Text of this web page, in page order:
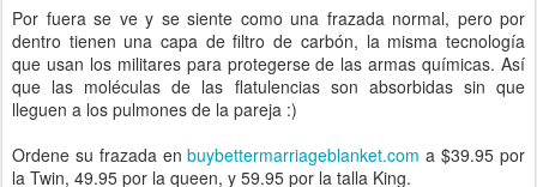
Por fuera se ve y se siente como una frazada normal, pero por
dentro tienen una capa de filtro de carbón, la misma tecnología
que usan los militares para protegerse de las armas químicas. Así
que las moléculas de las flatulencias son absorbidas sin que
lleguen a los pulmones de la pareja :)
Ordene su frazada enbuybettermarriageblanket.com a $39.95 por
la Twin, 49.95 por la queen, y 59.95 por la talla King.